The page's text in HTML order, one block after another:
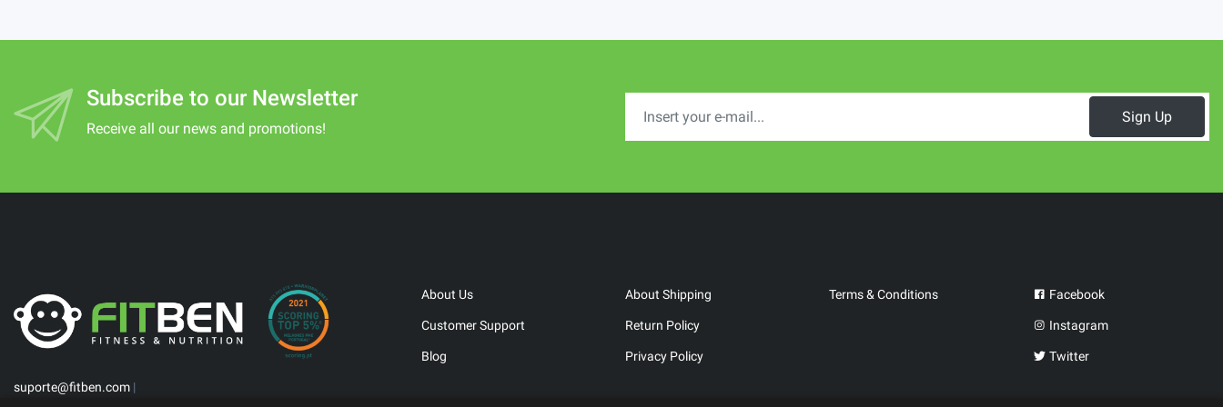
Subscribe to our Newsletter
Receive all our news and promotions!
Sign Up
suporte@fitben.com |
About Us
Customer Support
Blog
About Shipping
Return Policy
Privacy Policy
Terms & Conditions Facebook
Instagram
Twitter